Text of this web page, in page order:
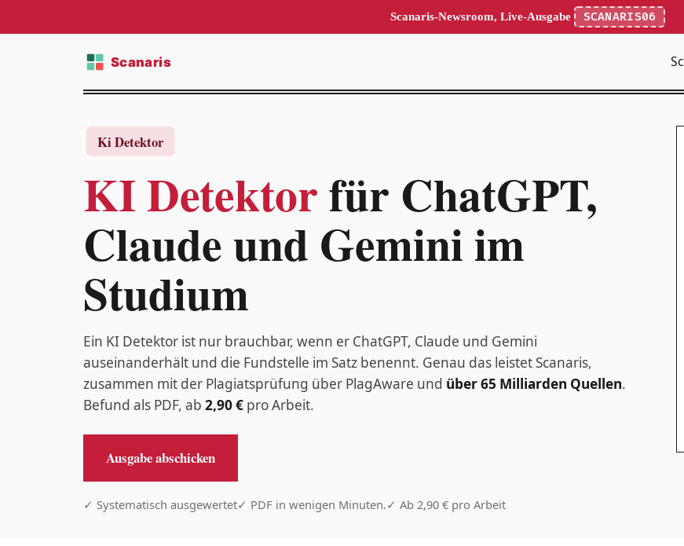
Scanaris-Newsroom, Live-Ausgabe SCANARIS06
KI Detektorfür ChatGPT,
Claude und Gemini im
Studium
Ein KI Detektor ist nur brauchbar, wenn er ChatGPT, Claude und Gemini
auseinanderhält und die Fundstelle im Satz benennt. Genau das leistet Scanaris,
zusammen mit der Plagiatsprüfung über PlagAware und über 65 Milliarden Quellen.
Befund als PDF, ab 2,90 € pro Arbeit.
Ausgabe abschicken
✓ Systematisch ausgewertet✓ PDF in wenigen Minuten.✓ Ab 2,90 € pro Arbeit